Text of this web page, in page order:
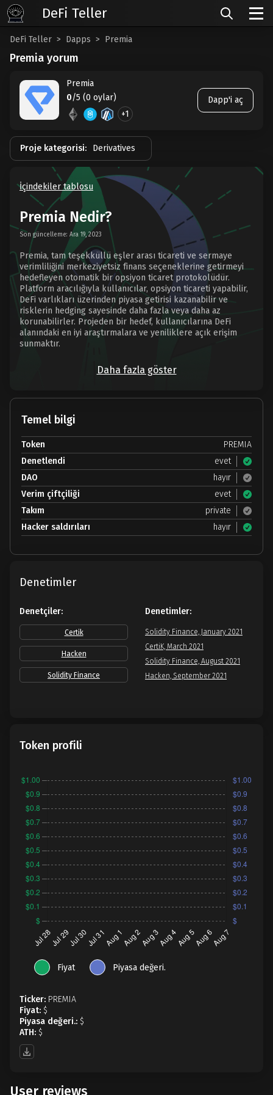
DeFi Teller Dapps Premia
Premia yorum
Premia
+1
0/5 (0 oylar) Dapp'i aç
Proje kategorisi: Derivatives
İçindekiler tablosu
Premia Nedir?
Son güncelleme: Ara 19, 2023
Premia, tam teşekküllü eşler arası ticareti ve sermaye
verimliliğini merkeziyetsiz finans seçeneklerine getirmeyi
hedefleyen otomatik bir opsiyon ticaret protokolüdür.
Platform aracılığıyla kullanıcılar, opsiyon ticareti yapabilir,
DeFi varlıkları üzerinden piyasa getirisi kazanabilir ve
risklerin hedging sayesinde daha fazla veya daha az
korunabilirler. Projeden bir hedef, kullanıcılarına DeFi
alanındaki en iyi araştırmalara ve yeniliklere açık erişim
sunmaktır.
Daha fazla göster
Temel bilgi
Token
PREMIA
Denetlendi
evet
DAO
hayır
Verim çiftçiliği
evet
Takım
private
Hacker saldırıları
hayır
Denetimler
Denetçiler:
Certik
Hacken
Solidity Finance
Denetimler:
Solidity Finance, January 2021
CertiK, March 2021
Solidity Finance, August 2021
Hacken, September 2021
Token profili
Fiyat Piyasa değeri.
Ticker: PREMIA
Fiyat: $
Piyasa değeri.: $
ATH: $
User reviews
DeFi Teller